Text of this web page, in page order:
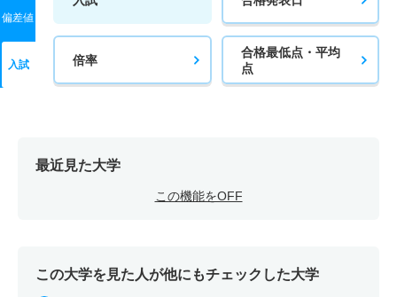
偏差値
入試 倍率
合格最低点・平均
点
最近見た大学
この機能をOFF
この大学を見た人が他にもチェックした大学